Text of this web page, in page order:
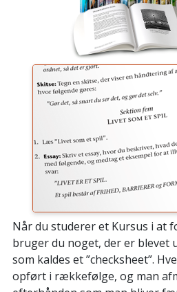
Når du studerer et Kursus i at
bruger du noget, der er blevet
som kaldes et ”checksheet”.
opført i rækkefølge, og man